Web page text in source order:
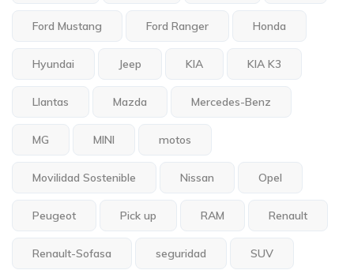
Ford Mustang Ford Ranger Honda
Hyundai Jeep KIA KIA K3
Llantas Mazda Mercedes-Benz
MG MINI motos
Movilidad Sostenible Nissan Opel
Peugeot Pick up RAM Renault
Renault-Sofasa seguridad SUV